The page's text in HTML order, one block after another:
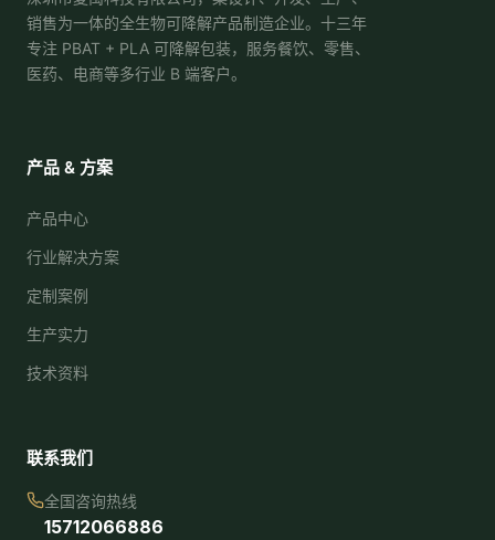
销售为一体的全生物可降解产品制造企业。十三年
专注 PBAT + PLA 可降解包装，服务餐饮、零售、
医药、电商等多行业 B 端客户。
产品 & 方案
产品中心
行业解决方案
定制案例
生产实力
技术资料
联系我们
全国咨询热线
15712066886